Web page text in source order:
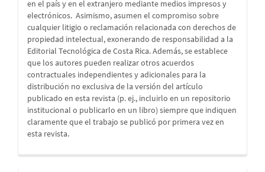
en el país y en el extranjero mediante medios impresos y
electrónicos. Asimismo, asumen el compromiso sobre
cualquier litigio o reclamación relacionada con derechos de
propiedad intelectual, exonerando de responsabilidad a la
Editorial Tecnológica de Costa Rica. Además, se establece
que los autores pueden realizar otros acuerdos
contractuales independientes y adicionales para la
distribución no exclusiva de la versión del artículo
publicado en esta revista (p. ej., incluirlo en un repositorio
institucional o publicarlo en un libro) siempre que indiquen
claramente que el trabajo se publicó por primera vez en
esta revista.